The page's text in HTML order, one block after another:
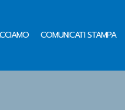
COMUNICATI STAMPA